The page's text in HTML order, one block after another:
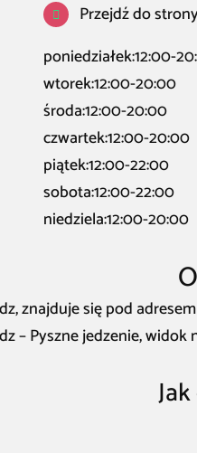
Przejdź do
poniedziałek:12:00-
wtorek:12:00-20:00
środa:12:00-20:00
czwartek:12:00-20:00
piątek:12:00-22:00
sobota:12:00-22:00
niedziela:12:00-20:00
znajduje się pod
– Pyszne jedzenie, widok